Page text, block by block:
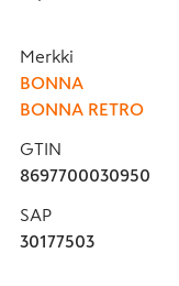
jokaiselle ruoalle
vain tyylivalinta –
nykypäivän
Täydellinen valinta
ajatonta muotoilua.
Merkki
BONNA
BONNA RETRO
GTIN
8697700030950
SAP
30177503